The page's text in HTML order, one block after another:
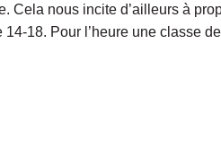
Cela nous incite d’ailleurs à
18. Pour l’heure une classe